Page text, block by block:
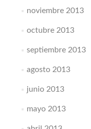
noviembre 2013
octubre 2013
septiembre 2013
agosto 2013
junio 2013
mayo 2013